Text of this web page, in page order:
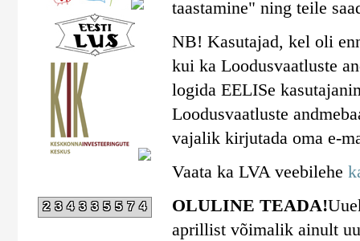
234335574
taastamine" ning teile
NB! Kasutajad, kel oli
kui ka Loodusvaatluste
logida EELISe
Loodusvaatluste
vajalik kirjutada oma e-
Vaata ka LVA veebilehe
OLULINE TEADA!
aprillist võimalik ainult